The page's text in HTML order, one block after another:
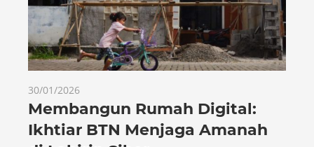
30/01/2026
Membangun Rumah Digital:
Ikhtiar BTN Menjaga Amanah